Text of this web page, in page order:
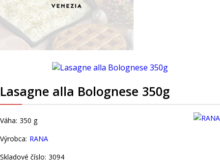
Lasagne alla Bolognese 350g
Váha: 350 g
Výrobca: RANA
Skladové číslo: 3094